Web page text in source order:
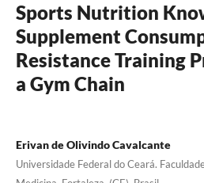
Sports Nutrition
Supplement
Resistance Training
a Gym Chain
Erivan de Olivindo Cavalcante
Universidade Federal do Ceará.